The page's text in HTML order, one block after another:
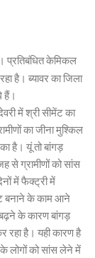
प्रतिबंधित केमिकल
है। ब्यावर का जिला
हैं।
में श्री सीमेंट का
का जीना मुश्किल
है। यूं तो बांगड़
से ग्रामीणों को सांस
में फैक्ट्री में
बनाने के काम आने
के कारण बांगड़
रहा है। यही कारण है
लोगों को सांस लेने में